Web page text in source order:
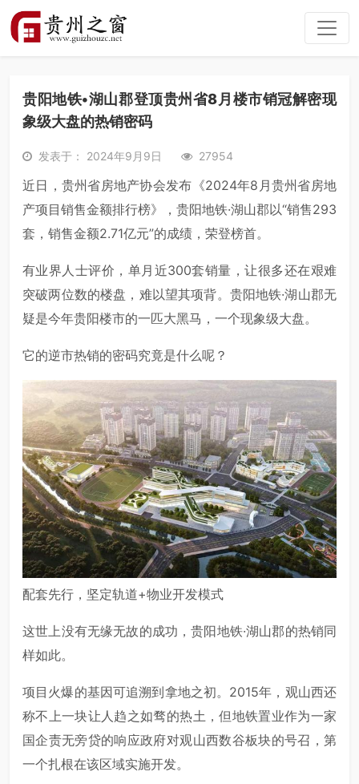
贵阳地铁•湖山郡登顶贵州省8月楼市销冠解密现
象级大盘的热销密码
发表于： 2024年9月9日 27954
近日，贵州省房地产协会发布《2024年8月贵州省房地
产项目销售金额排行榜》，贵阳地铁·湖山郡以“销售293
套，销售金额2.71亿元”的成绩，荣登榜首。
有业界人士评价，单月近300套销量，让很多还在艰难
突破两位数的楼盘，难以望其项背。贵阳地铁·湖山郡无
疑是今年贵阳楼市的一匹大黑马，一个现象级大盘。
它的逆市热销的密码究竟是什么呢？
配套先行，坚定轨道+物业开发模式
这世上没有无缘无故的成功，贵阳地铁·湖山郡的热销同
样如此。
项目火爆的基因可追溯到拿地之初。2015年，观山西还
称不上一块让人趋之如骛的热土，但地铁置业作为一家
国企责无旁贷的响应政府对观山西数谷板块的号召，第
一个扎根在该区域实施开发。